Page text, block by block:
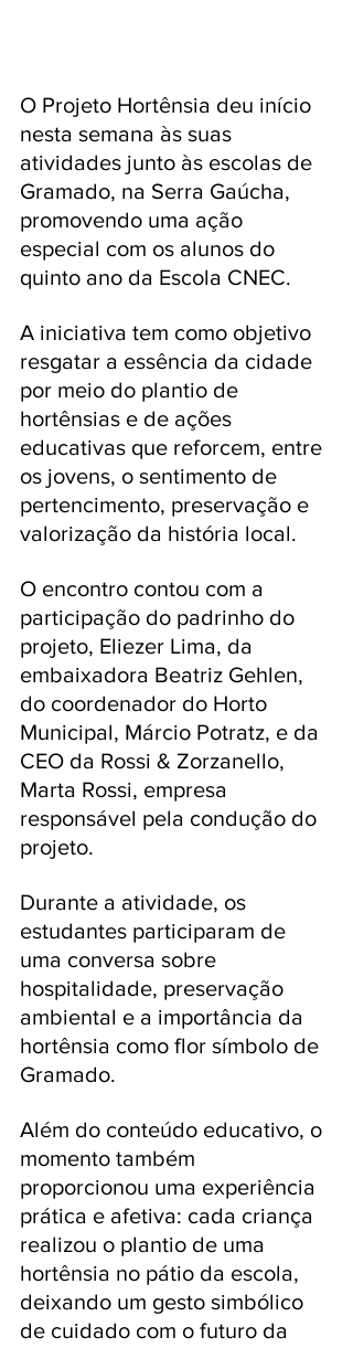
O Projeto Hortênsia deu início
nesta semana às suas
atividades junto às escolas de
Gramado, na Serra Gaúcha,
promovendo uma ação
especial com os alunos do
quinto ano da Escola CNEC.
A iniciativa tem como objetivo
resgatar a essência da cidade
por meio do plantio de
hortênsias e de ações
educativas que reforcem, entre
os jovens, o sentimento de
pertencimento, preservação e
valorização da história local.
O encontro contou com a
participação do padrinho do
projeto, Eliezer Lima, da
embaixadora Beatriz Gehlen,
do coordenador do Horto
Municipal, Márcio Potratz, e da
CEO da Rossi & Zorzanello,
Marta Rossi, empresa
responsável pela condução do
projeto.
Durante a atividade, os
estudantes participaram de
uma conversa sobre
hospitalidade, preservação
ambiental e a importância da
hortênsia como flor símbolo de
Gramado.
Além do conteúdo educativo, o
momento também
proporcionou uma experiência
prática e afetiva: cada criança
realizou o plantio de uma
hortênsia no pátio da escola,
deixando um gesto simbólico
de cuidado com o futuro da